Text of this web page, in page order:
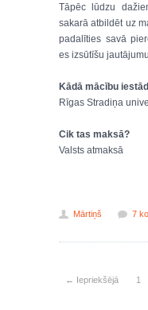
Tāpēc lūdzu
sakarā atbildēt uz
padalīties savā
es izsūtīšu
Kādā mācību
Rīgas Stradiņa
Cik tas maksā?
Valsts atmaksā
Mārtiņš 7
← Iepriekšējā 1